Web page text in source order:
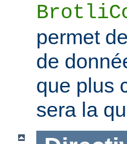
permet
de
que plus
sera la